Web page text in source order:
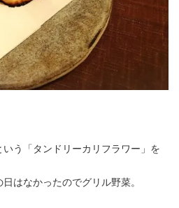
う「タンドリーカリフラワー」を
はなかったのでグリル野菜。